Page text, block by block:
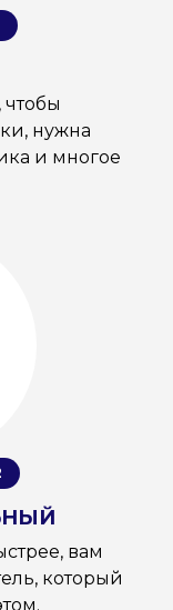
чтобы
нужна
и многое
вам
который